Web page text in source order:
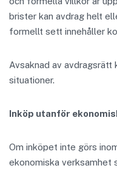
brister kan avdrag helt
formellt sett innehåller
Avsaknad av
situationer.
Inköp utanför
Om inköpet inte görs
ekonomiska verksamhet